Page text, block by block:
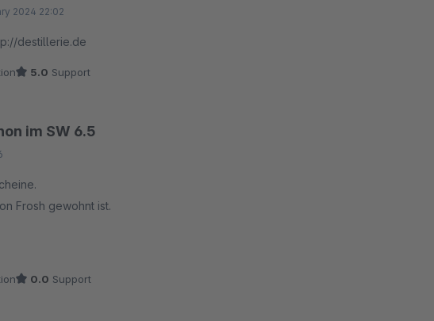
2024 22:02
destillerie.de
5.0 Support
im SW 6.5
Frosh gewohnt ist.
0.0 Support